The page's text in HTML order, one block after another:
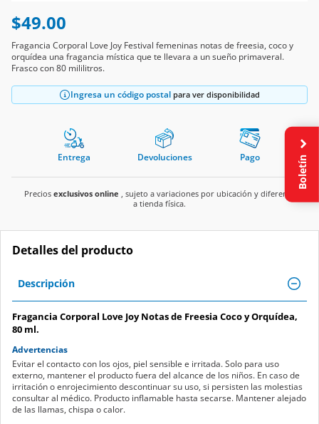
$49.00
Fragancia Corporal Love Joy Festival femeninas notas de freesia, coco y
orquídea una fragancia mística que te llevara a un sueño primaveral.
Frasco con 80 mililitros.
Ingresa un código postal para ver disponibilidad
Entrega Devoluciones Pago
Precios exclusivos online , sujeto a variaciones por ubicación y diferente
a tienda física.
Detalles del producto
Descripción
Fragancia Corporal Love Joy Notas de Freesia Coco y Orquídea,
80 ml.
Advertencias
Evitar el contacto con los ojos, piel sensible e irritada. Solo para uso
externo, mantener el producto fuera del alcance de los niños. En caso de
irritación o enrojecimiento descontinuar su uso, si persisten las molestias
consultar al médico. Producto inflamable hasta secarse. Mantener alejado
de las llamas, chispa o calor.
Boletín